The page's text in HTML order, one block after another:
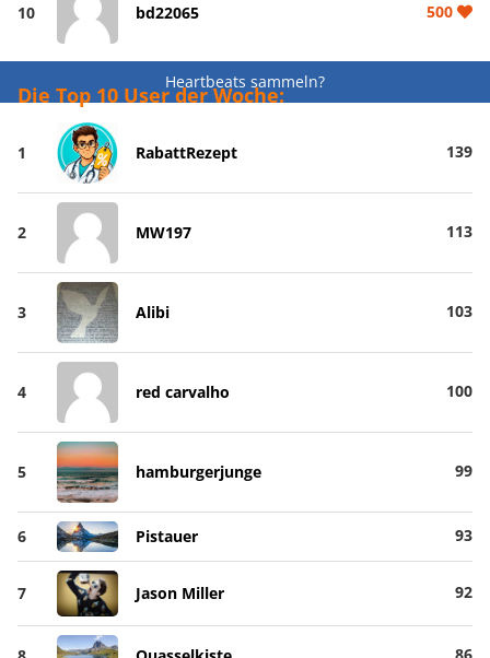
10 bd22065 500
Heartbeats sammeln?
Die Top 10 User der Woche:
1 RabattRezept 139
2 MW197 113
3 Alibi 103
4 red carvalho 100
5 hamburgerjunge 99
6 Pistauer 93
7 Jason Miller 92
86